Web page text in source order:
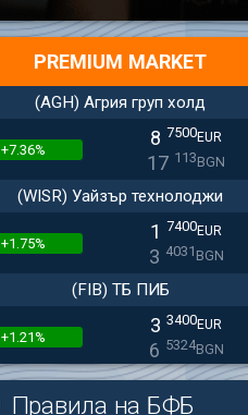
PREMIUM MARKET
(AGH) Агрия груп холд
+7.36% 8 7500EUR
17 113BGN
(WISR) Уайзър технолоджи
+1.75% 1 7400EUR
3 4031 BGN
(FIB) ТБ ПИБ
+1.21% 3 3400EUR
6 5324BGN
(SFA) Софарма
Правила на БФБ